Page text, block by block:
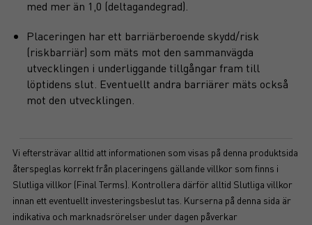
med mer än 1,0 (deltagandegrad).
Placeringen har ett barriärberoende skydd/risk
(riskbarriär) som mäts mot den sammanvägda
utvecklingen i underliggande tillgångar fram till
löptidens slut. Eventuellt andra barriärer mäts också
mot den utvecklingen.
Vi eftersträvar alltid att informationen som visas på denna produktsida
återspeglas korrekt från placeringens gällande villkor som finns i
Slutliga villkor (Final Terms). Kontrollera därför alltid Slutliga villkor
innan ett eventuellt investeringsbeslut tas. Kurserna på denna sida är
indikativa och marknadsrörelser under dagen påverkar